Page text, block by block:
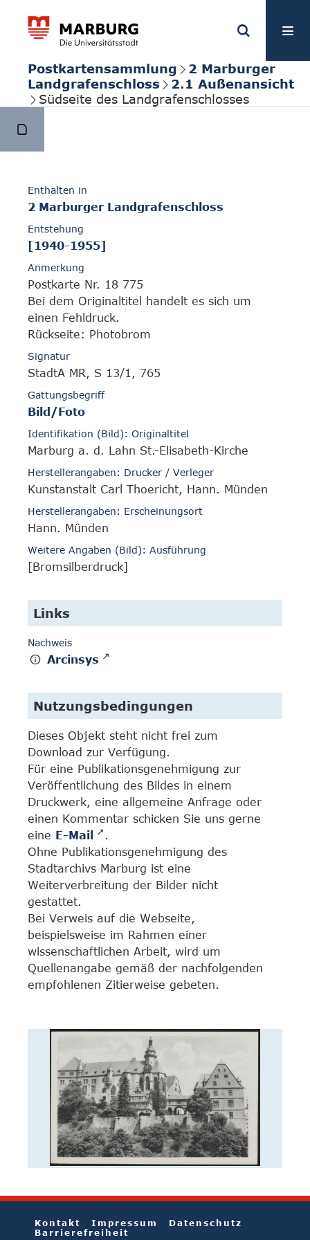
Postkartensammlung
2 Marburger
Landgrafenschloss
2.1 Außenansicht
Südseite des Landgrafenschlosses
Enthalten in
2 Marburger Landgrafenschloss
Entstehung
[1940-1955]
Anmerkung
Postkarte Nr. 18 775
Bei dem Originaltitel handelt es sich um
einen Fehldruck.
Rückseite: Photobrom
Signatur
StadtA MR, S 13/1, 765
Gattungsbegriff
Bild/Foto
Identifikation (Bild): Originaltitel
Marburg a. d. Lahn St.-Elisabeth-Kirche
Herstellerangaben: Drucker / Verleger
Kunstanstalt Carl Thoericht, Hann. Münden
Herstellerangaben: Erscheinungsort
Hann. Münden
Weitere Angaben (Bild): Ausführung
[Bromsilberdruck]
Links
Nachweis
Arcinsys
Nutzungsbedingungen
Dieses Objekt steht nicht frei zum
Download zur Verfügung.
Für eine Publikationsgenehmigung zur
Veröffentlichung des Bildes in einem
Druckwerk, eine allgemeine Anfrage oder
einen Kommentar schicken Sie uns gerne
eine E-Mail
.
Ohne Publikationsgenehmigung des
Stadtarchivs Marburg ist eine
Weiterverbreitung der Bilder nicht
gestattet.
Bei Verweis auf die Webseite,
beispielsweise im Rahmen einer
wissenschaftlichen Arbeit, wird um
Quellenangabe gemäß der nachfolgenden
empfohlenen Zitierweise gebeten.
Kontakt Impressum
Datenschutz
Barrierefreiheit